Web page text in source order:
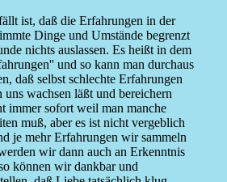
ist, daß die Erfahrungen in der
Dinge und Umstände begrenzt
nichts auslassen. Es heißt in dem
und so kann man durchaus
daß selbst schlechte Erfahrungen
wachsen läßt und bereichern
immer sofort weil man manche
muß, aber es ist nicht vergeblich
je mehr Erfahrungen wir sammeln
wir dann auch an Erkenntnis
können wir dankbar und